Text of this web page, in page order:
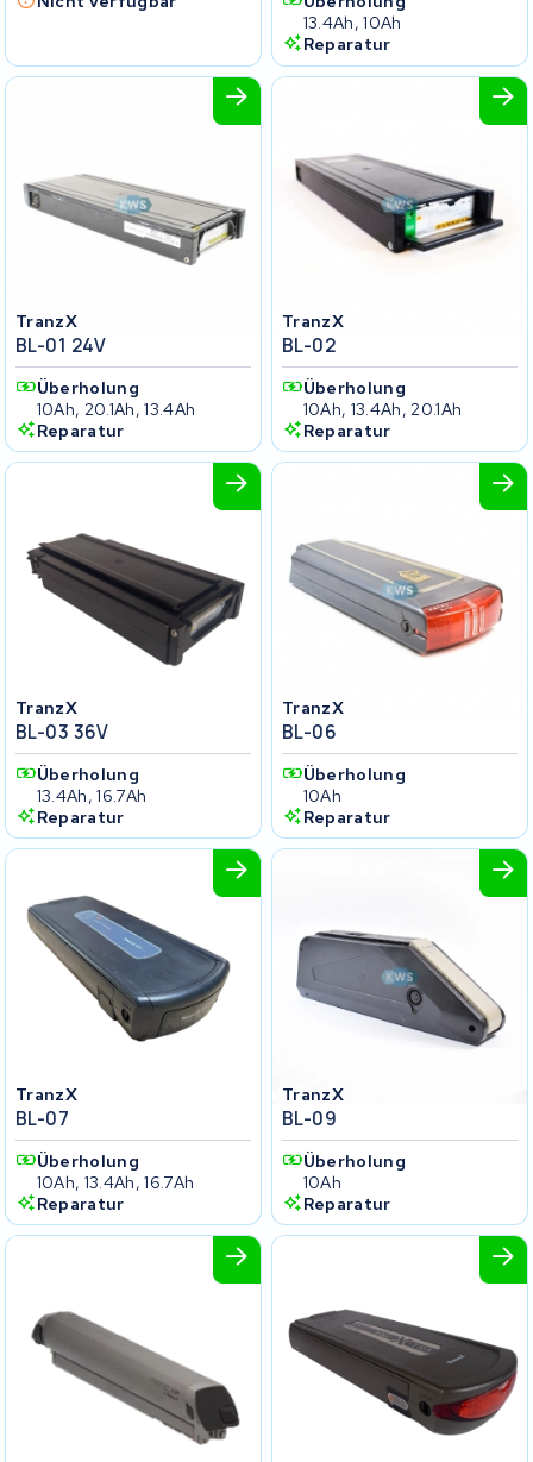
13.4Ah, 10Ah
Reparatur
TranzX
BL-01 24V
Überholung
10Ah, 20.1Ah, 13.4Ah
Reparatur
TranzX
BL-02
Überholung
10Ah, 13.4Ah, 20.1Ah
Reparatur
TranzX
BL-03 36V
Überholung
13.4Ah, 16.7Ah
Reparatur
TranzX
BL-06
Überholung
10Ah
Reparatur
TranzX
BL-07
Überholung
10Ah, 13.4Ah, 16.7Ah
Reparatur
TranzX
BL-09
Überholung
10Ah
Reparatur